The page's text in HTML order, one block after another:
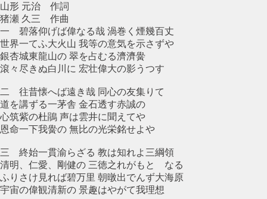
山形 元治 作詞
猪瀬 久三 作曲
一 碧落仰げば偉なる哉 渦巻く煙幾百丈
世界一てふ大火山 我等の意気を示さずや
銀杏城東龍山の 翠を占むる濟濟黌
滾々尽きぬ白川に 宏壮偉大の影うつす
二 往昔懐へば遠き哉 同心の友集りて
道を講ずる一茅舎 金石透す赤誠の
心筑紫の杜鵑 声は雲井に聞えてや
恩命一下我黌の 無比の光栄銘せよや
三 終始一貫渝らざる 教は知れよ三綱領
清明、仁愛、剛健の 三徳之れがもとゝなる
ふりさけ見れば碧万里 朝暾出でんず大海原
宇宙の偉観清新の 景趣はやがて我理想